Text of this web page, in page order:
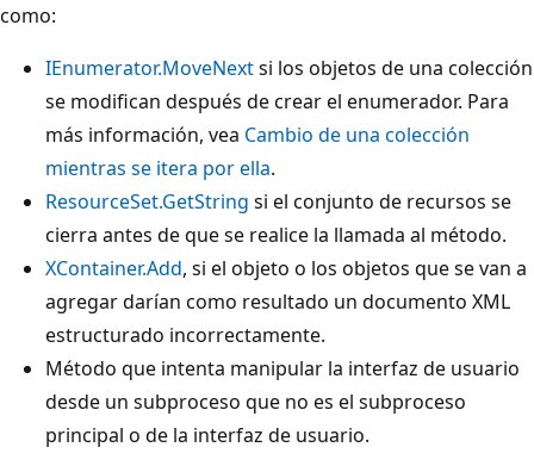
como:
IEnumerator.MoveNextsi los objetos de una colección
se modifican después de crear el enumerador. Para
más información, vea Cambio de una colección
mientras se itera por ella.
ResourceSet.GetString si el conjunto de recursos se
cierra antes de que se realice la llamada al método.
XContainer.Add, si el objeto o los objetos que se van a
agregar darían como resultado un documento XML
estructurado incorrectamente.
Método que intenta manipular la interfaz de usuario
desde un subproceso que no es el subproceso
principal o de la interfaz de usuario.